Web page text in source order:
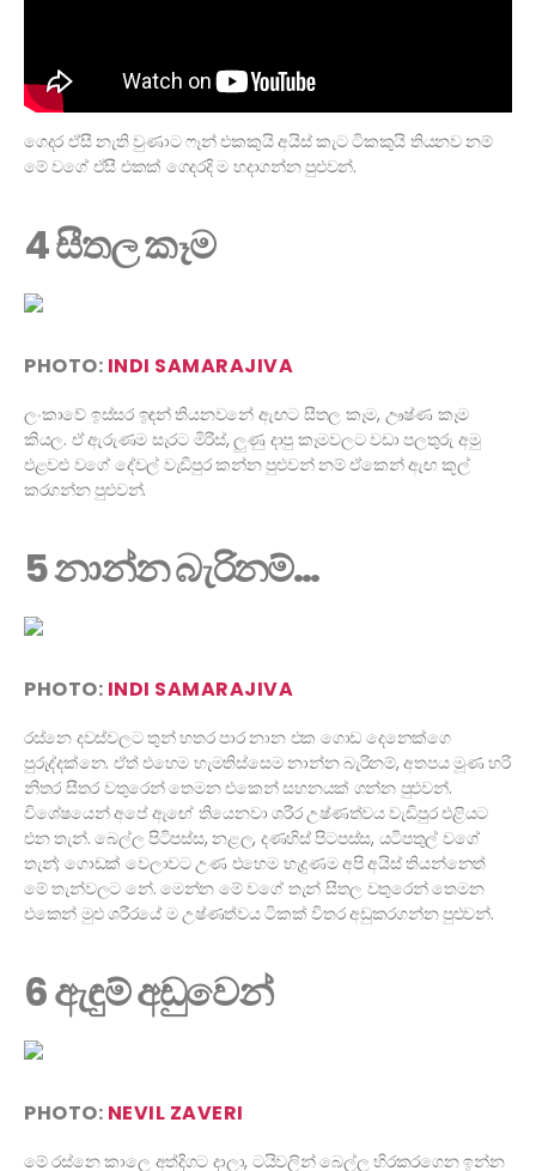
ගෙදර ඒසී නැති වුණාට ෆෑන් එකකුයි අයිස් කැට ටිකකුයි තියනව නම්
මේ වගේ ඒසී එකක් ගෙදරදි ම හදාගන්න පුළුවන්.
4 සීතල කෑම
PHOTO: INDI SAMARAJIVA
ලංකාවේ ඉස්සර ඉඳන් තියනවනේ ඇඟට සීතල කෑම, ඌෂ්ණ කෑම
කියල. ඒ ඇරුණම සැරට මිරිස්, ලුණු දාපු කෑමවලට වඩා පලතුරු අමු
එළවළු වගේ දේවල් වැඩිපුර කන්න පුළුවන් නම් ඒකෙන් ඇඟ කූල්
කරගන්න පුළුවන්.
5 නාන්න බැරිනම්…
PHOTO: INDI SAMARAJIVA
රස්නෙ දවස්වලට තුන් හතර පාර නාන එක ගොඩ දෙනෙක්ගෙ
පුරුද්දක්නෙ. ඒත් එහෙම හැමතිස්සෙම නාන්න බැරිනම්, අතපය මූණ හරි
නිතර සීතර වතුරෙන් තෙමන එකෙන් සහනයක් ගන්න පුළුවන්.
විශේෂයෙන් අපේ ඇඟේ තියෙනවා ශරීර උෂ්ණත්වය වැඩිපුර එළියට
එන තැන්. බෙල්ල පිටිපස්ස, නළල, දණහිස් පිටපස්ස, යටිපතුල් වගේ
තැන්; ගොඩක් වෙලාවට උණ එහෙම හැදුණම අපි අයිස් තියන්නෙත්
මේ තැන්වලට නේ. මෙන්න මේ වගේ තැන් සීතල වතුරෙන් තෙමන
එකෙන් මුළු ශරීරයේ ම උෂ්ණත්වය ටිකක් විතර අඩුකරගන්න පුළුවන්.
6 ඇඳුම් අඩුවෙන්
PHOTO: NEVIL ZAVERI
මේ රස්නෙ කාලෙ අත්දිගට දාලා, ටයිවලින් බෙල්ල හිරකරගෙන ඉන්න